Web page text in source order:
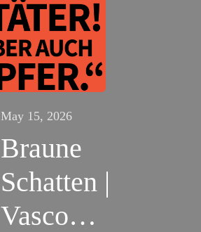
May 15, 2026
Braune
Schatten |
Vasco